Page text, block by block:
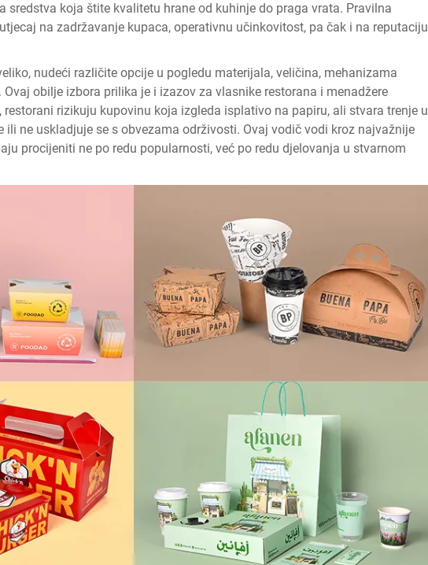
koja štite kvalitetu hrane od kuhinje do praga vrata. Pravilna
na zadržavanje kupaca, operativnu učinkovitost, pa čak i na reputaciju
nudeći različite opcije u pogledu materijala, veličina, mehanizama
obilje izbora prilika je i izazov za vlasnike restorana i menadžere
restorani rizikuju kupovinu koja izgleda isplativo na papiru, ali stvara trenje u
ili ne uskladjuje se s obvezama održivosti. Ovaj vodič vodi kroz najvažnije
procijeniti ne po redu popularnosti, već po redu djelovanja u stvarnom